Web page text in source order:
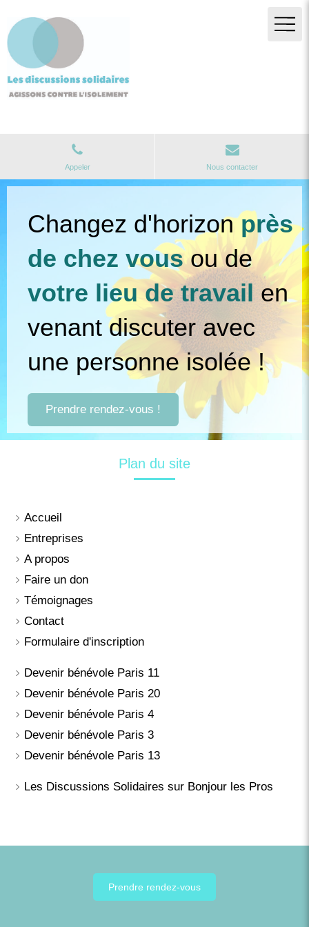
Appeler Nous contacter
Changez d'horizonprès
de chez vousou de
votre lieu de travail en
venant discuter avec
une personne isolée !
Prendre rendez-vous !
Plan du site
Accueil
Entreprises
A propos
Faire un don
Témoignages
Contact
Formulaire d'inscription
Devenir bénévole Paris 11
Devenir bénévole Paris 20
Devenir bénévole Paris 4
Devenir bénévole Paris 3
Devenir bénévole Paris 13
Les Discussions Solidaires sur Bonjour les Pros
Prendre rendez-vous